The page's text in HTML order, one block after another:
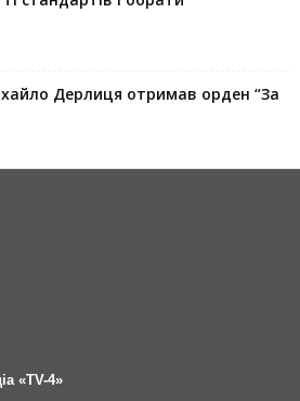
Дерлиця отримав орден “За
«TV-4»